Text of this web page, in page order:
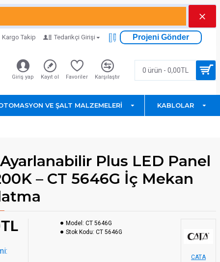
Kargo Takip Tedarikçi Girişi Projeni Gönder
Giriş yap Kayıt ol Favoriler Karşılaştır
0 ürün - 0,00TL
VE ŞALT MALZEMELERI KABLOLAR
Plus LED Panel
– CT 5646G İç Mekan
Model: CT 5646G
Stok Kodu: CT 5646G
CATA